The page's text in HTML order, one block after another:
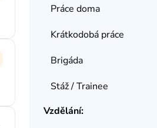
Práce doma
Krátkodobá práce
Brigáda
Stáž / Trainee
Vzdělání: